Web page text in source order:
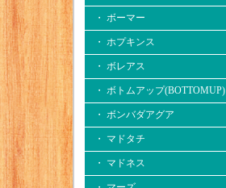
・ ボーマー
・ ホプキンス
・ ボレアス
・ ボトムアップ(BOTTOMUP)
・ ボンバダアグア
・ マドタチ
・ マドネス